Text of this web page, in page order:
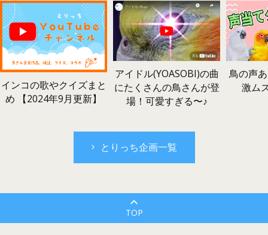
インコの歌やクイズまと
め 【2024年9月更新】
アイドル(YOASOBI)の曲
にたくさんの鳥さんが登
場！可愛すぎる〜♪
鳥の声
激ム
とりっち企画一覧
TOP